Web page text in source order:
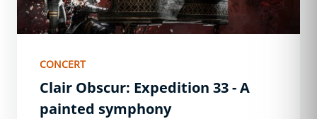
CONCERT
Clair Obscur: Expedition 33 - A
painted symphony